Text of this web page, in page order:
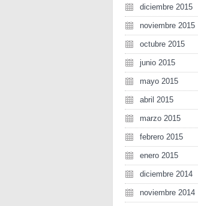
diciembre 2015
noviembre 2015
octubre 2015
junio 2015
mayo 2015
abril 2015
marzo 2015
febrero 2015
enero 2015
diciembre 2014
noviembre 2014